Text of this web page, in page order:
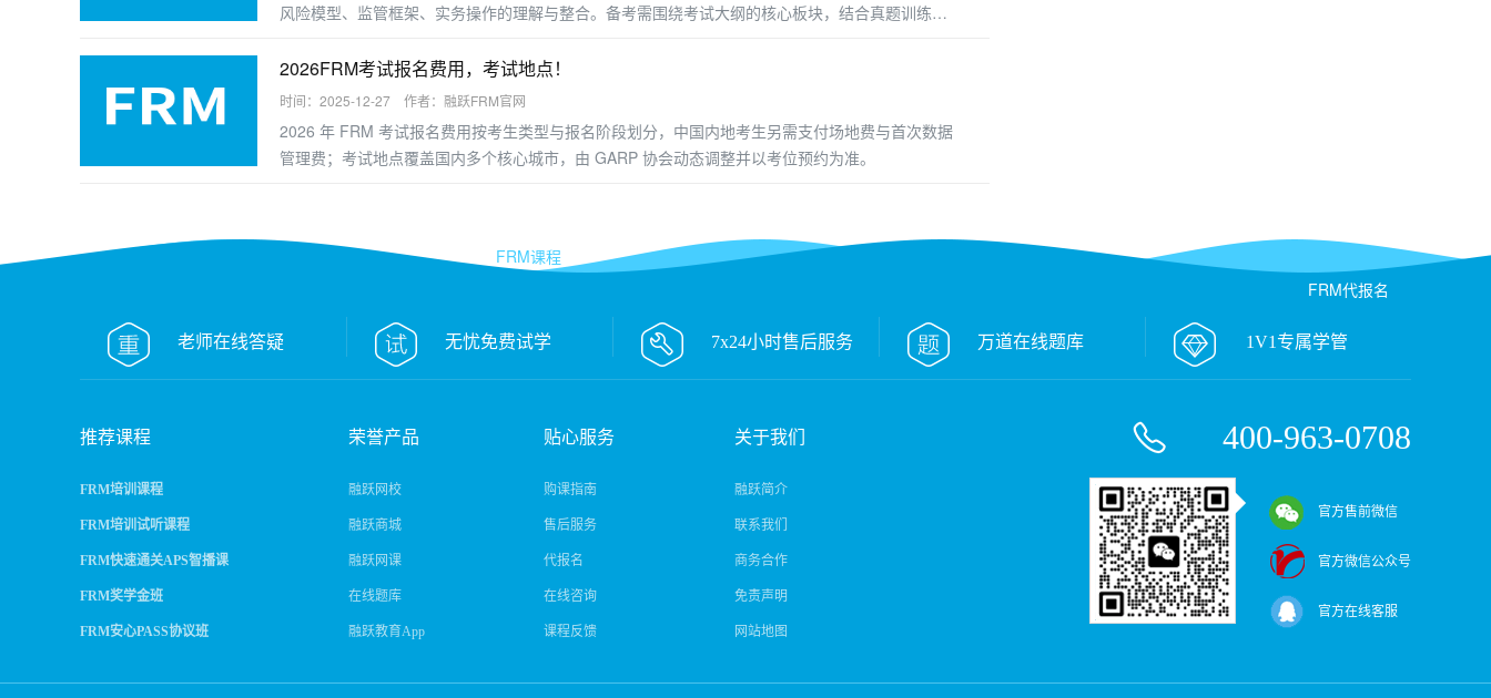
风险模型、监管框架、实务操作的理解与整合。备考需围绕考试大纲的核心板块，结合真题训练掌
2026FRM考试报名费用，考试地点！
时间：2025-12-27 作者：融跃FRM官网
2026 年 FRM 考试报名费用按考生类型与报名阶段划分，中国内地考生另需支付场地费与首次数据
管理费；考试地点覆盖国内多个核心城市，由 GARP 协会动态调整并以考位预约为准。
FRM课程
FRM代报名
老师在线答疑 无忧免费试学 7x24小时售后服务 万道在线题库 1V1专属学管
推荐课程
FRM培训课程
FRM培训试听课程
FRM快速通关APS智播课
FRM奖学金班
FRM安心PASS协议班
荣誉产品
融跃网校
融跃商城
融跃网课
在线题库
融跃教育App
贴心服务
购课指南
售后服务
代报名
在线咨询
课程反馈
关于我们
融跃简介
联系我们
商务合作
免责声明
网站地图
400-963-0708
官方售前微信
官方微信公众号
官方在线客服